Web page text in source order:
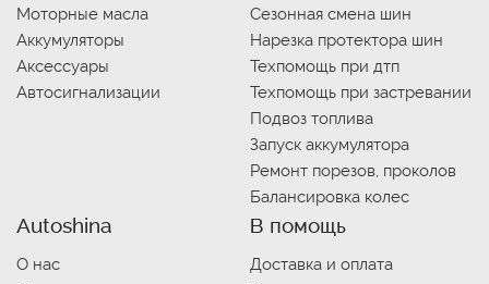
Моторные масла
Аккумуляторы
Аксессуары
Автосигнализации
Сезонная смена шин
Нарезка протектора шин
Техпомощь при дтп
Техпомощь при застревании
Подвоз топлива
Запуск аккумулятора
Ремонт порезов, проколов
Балансировка колес
Autoshina
О нас
В помощь
Доставка и оплата